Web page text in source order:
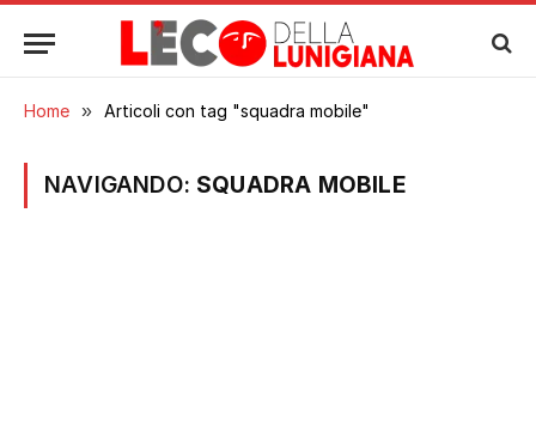
Home » Articoli con tag "squadra mobile"
NAVIGANDO: SQUADRA MOBILE